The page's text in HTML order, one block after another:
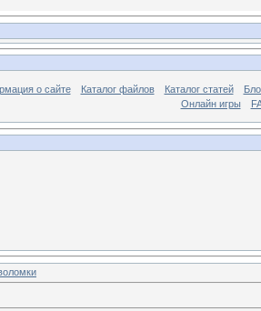
о сайте Каталог файлов Каталог статей
Онлайн игры